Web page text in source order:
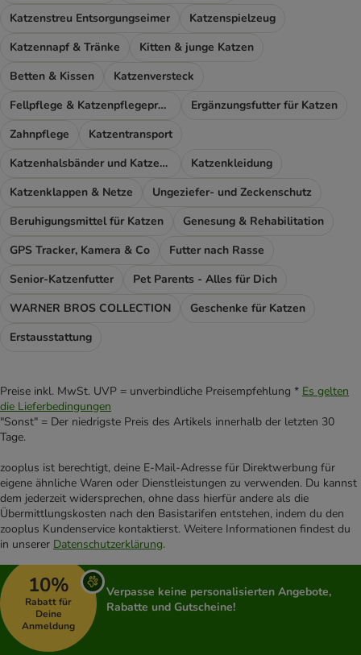
Katzenstreu Entsorgungseimer
Katzenspielzeug
Katzennapf & Tränke
Kitten & junge Katzen
Betten & Kissen
Katzenversteck
Fellpflege & Katzenpflegeprodukte
Ergänzungsfutter für Katzen
Zahnpflege
Katzentransport
Katzenhalsbänder und Katzengeschirr
Katzenkleidung
Katzenklappen & Netze
Ungeziefer- und Zeckenschutz
Beruhigungsmittel für Katzen
Genesung & Rehabilitation
GPS Tracker, Kamera & Co
Futter nach Rasse
Senior-Katzenfutter
Pet Parents - Alles für Dich
WARNER BROS COLLECTION
Geschenke für Katzen
Erstausstattung
Preise inkl. MwSt. UVP = unverbindliche Preisempfehlung * Es gelten
die Lieferbedingungen
"Sonst" = Der niedrigste Preis des Artikels innerhalb der letzten 30
Tage.
zooplus ist berechtigt, deine E-Mail-Adresse für Direktwerbung für
eigene ähnliche Waren oder Dienstleistungen zu verwenden. Du kannst
dem jederzeit widersprechen, ohne dass hierfür andere als die
Übermittlungskosten nach den Basistarifen entstehen, indem du den
zooplus Kundenservice kontaktierst. Weitere Informationen findest du
in unserer Datenschutzerklärung.
10%
Rabatt für
Deine
Anmeldung
Verpasse keine personalisierten Angebote,
Rabatte und Gutscheine!